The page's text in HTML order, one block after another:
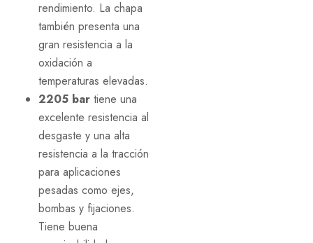
rendimiento. La chapa
también presenta una
gran resistencia a la
oxidación a
temperaturas elevadas.
2205 bar tiene una
excelente resistencia al
desgaste y una alta
resistencia a la tracción
para aplicaciones
pesadas como ejes,
bombas y fijaciones.
Tiene buena